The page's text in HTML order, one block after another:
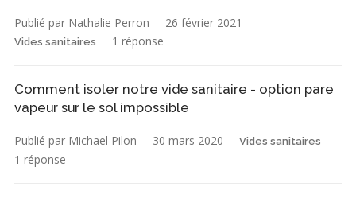
Publié par Nathalie Perron 26 février 2021
Vides sanitaires 1 réponse
Comment isoler notre vide sanitaire - option pare
vapeur sur le sol impossible
Publié par Michael Pilon 30 mars 2020 Vides sanitaires
1 réponse